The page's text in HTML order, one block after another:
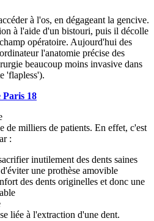
à l'os, en dégageant la gencive.
à l'aide d'un bistouri, puis il décolle
opératoire. Aujourd'hui des
l'anatomie précise des
beaucoup moins invasive dans
'flapless').
18
de milliers de patients. En effet, c'est
:
inutilement des dents saines
une prothèse amovible
des dents originelles et donc une
liée à l'extraction d'une dent.